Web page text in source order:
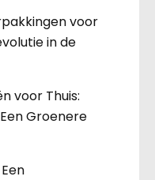
voor
in de
voor Thuis:
Groenere